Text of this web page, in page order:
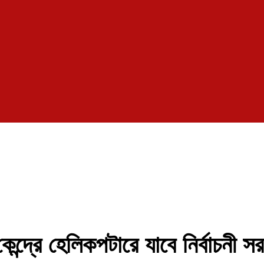
হেলিকপটারে যাবে নির্বাচনী